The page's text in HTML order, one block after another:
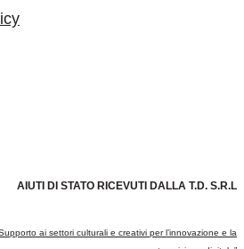
AIUTI DI STATO RICEVUTI DALLA T.D. S.R.L
ai settori culturali e creativi per l’innovazione e la